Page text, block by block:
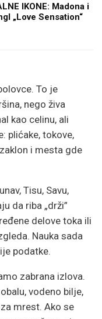
IKONE: Madona i
„Love Sensation“
To je
nego živa
kao celinu, ali
plićake, tokove,
i mesta gde
Tisu, Savu,
da riba „drži”
delove toka ili
Nauka sada
podatke.
zabrana izlova.
vodeno bilje,
mrest. Ako se